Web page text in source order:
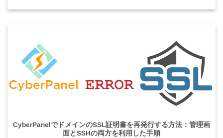
CyberPanelでドメインのSSL証明書を再発行する方法：管理画
面とSSHの両方を利用した手順